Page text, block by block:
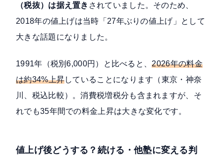
（税抜）は据え置き されていました。そのため、
2018年の値上げは当時「27年ぶりの値上げ」として
大きな話題になりました。
1991年（税別6,000円）と比べると、2026年の料金
は約34%上昇していることになります（東京・神奈
川、税込比較）。消費税増税分も含まれますが、そ
れでも35年間での料金上昇は大きな変化です。
値上げ後どうする？続ける・他塾に変える判